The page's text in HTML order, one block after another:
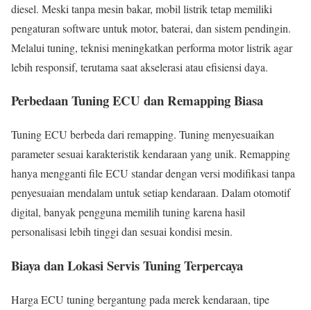
diesel. Meski tanpa mesin bakar, mobil listrik tetap memiliki
pengaturan software untuk motor, baterai, dan sistem pendingin.
Melalui tuning, teknisi meningkatkan performa motor listrik agar
lebih responsif, terutama saat akselerasi atau efisiensi daya.
Perbedaan Tuning ECU dan Remapping Biasa
Tuning ECU berbeda dari remapping. Tuning menyesuaikan
parameter sesuai karakteristik kendaraan yang unik. Remapping
hanya mengganti file ECU standar dengan versi modifikasi tanpa
penyesuaian mendalam untuk setiap kendaraan. Dalam otomotif
digital, banyak pengguna memilih tuning karena hasil
personalisasi lebih tinggi dan sesuai kondisi mesin.
Biaya dan Lokasi Servis Tuning Terpercaya
Harga ECU tuning bergantung pada merek kendaraan, tipe